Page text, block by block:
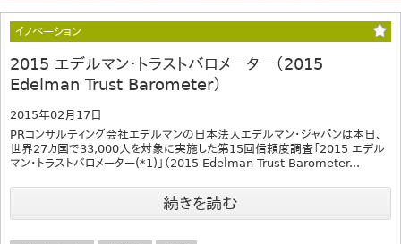
イノベーション
2015 エデルマン・トラストバロメーター（2015
Edelman Trust Barometer）
2015年02月17日
PRコンサルティング会社エデルマンの日本法人エデルマン・ジャパンは本日、
世界27カ国で33,000人を対象に実施した第15回信頼度調査「2015 エデル
マン・トラストバロメーター(*1)」（2015 Edelman Trust Barometer...
続きを読む